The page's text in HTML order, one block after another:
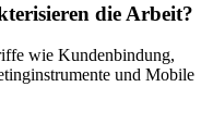
die Arbeit?
wie Kundenbindung,
und Mobile